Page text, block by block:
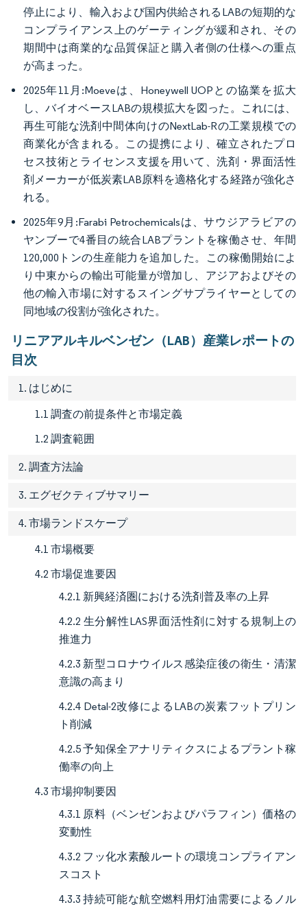
停止により、輸入および国内供給されるLABの短期的な
コンプライアンス上のゲーティングが緩和され、その
期間中は商業的な品質保証と購入者側の仕様への重点
が高まった。
2025年11月:Moeveは、Honeywell UOPとの協業を拡大
し、バイオベースLABの規模拡大を図った。これには、
再生可能な洗剤中間体向けのNextLab-Rの工業規模での
商業化が含まれる。この提携により、確立されたプロ
セス技術とライセンス支援を用いて、洗剤・界面活性
剤メーカーが低炭素LAB原料を適格化する経路が強化さ
れる。
2025年9月:Farabi Petrochemicalsは、サウジアラビアの
ヤンブーで4番目の統合LABプラントを稼働させ、年間
120,000トンの生産能力を追加した。この稼働開始によ
り中東からの輸出可能量が増加し、アジアおよびその
他の輸入市場に対するスイングサプライヤーとしての
同地域の役割が強化された。
リニアアルキルベンゼン（LAB）産業レポートの
目次
1. はじめに
1.1 調査の前提条件と市場定義
1.2 調査範囲
2. 調査方法論
3. エグゼクティブサマリー
4. 市場ランドスケープ
4.1 市場概要
4.2 市場促進要因
4.2.1 新興経済圏における洗剤普及率の上昇
4.2.2 生分解性LAS界面活性剤に対する規制上の
推進力
4.2.3 新型コロナウイルス感染症後の衛生・清潔
意識の高まり
4.2.4 Detal-2改修によるLABの炭素フットプリン
ト削減
4.2.5 予知保全アナリティクスによるプラント稼
働率の向上
4.3 市場抑制要因
4.3.1 原料（ベンゼンおよびパラフィン）価格の
変動性
4.3.2 フッ化水素酸ルートの環境コンプライアン
スコスト
4.3.3 持続可能な航空燃料用灯油需要によるノル